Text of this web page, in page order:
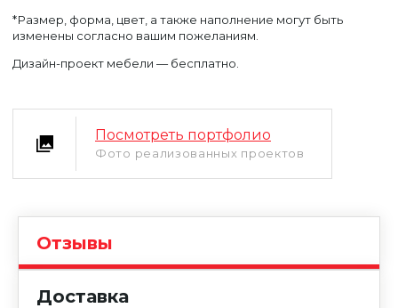
*Размер, форма, цвет, а также наполнение могут быть
изменены согласно вашим пожеланиям.
Дизайн-проект мебели — бесплатно.
Посмотреть портфолио
Фото реализованных проектов
Отзывы
Доставка